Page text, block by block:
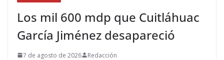
Los mil 600 mdp que Cuitláhuac
García Jiménez desapareció
7 de agosto de 2026 Redacción